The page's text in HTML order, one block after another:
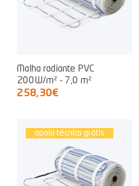
Malha radiante PVC
200W/m² - 7,0 m²
258,30€
apoio técnico grátis